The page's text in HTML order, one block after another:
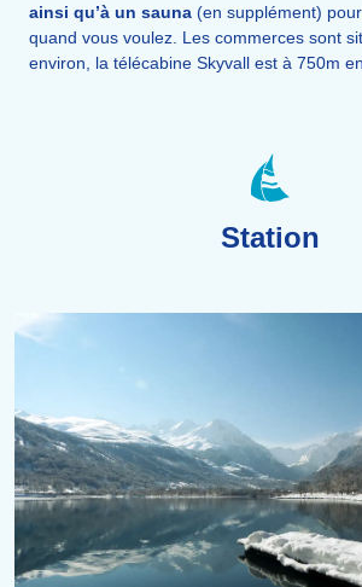
ainsi qu’à un sauna (en supplément)
quand vous voulez. Les commerces sont
environ, la télécabine Skyvall est à 750m
Station